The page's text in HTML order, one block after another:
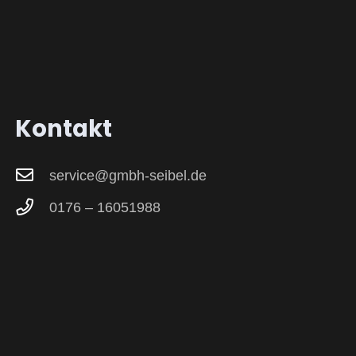
Kontakt
service@gmbh-seibel.de
0176 – 16051988